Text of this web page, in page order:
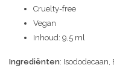
Cruelty-free
Vegan
Inhoud: 9,5 ml
Ingrediënten: Isododecaan,